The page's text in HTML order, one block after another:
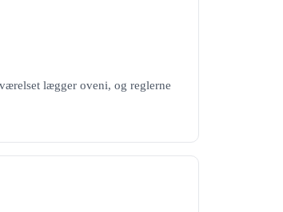
lægger oveni, og reglerne